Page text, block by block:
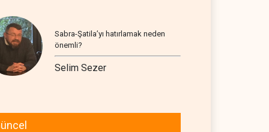
Sabra-Şatila’yı hatırlamak neden
önemli?
Selim Sezer